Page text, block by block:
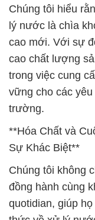
Chúng tôi hiểu
lý nước là chìa
cao mới. Với sự
cao chất lượng
trong việc cung
vững cho các
trường.
**Hóa Chất và
Sự Khác Biệt**
Chúng tôi không
đồng hành cùng
quotidian, giúp